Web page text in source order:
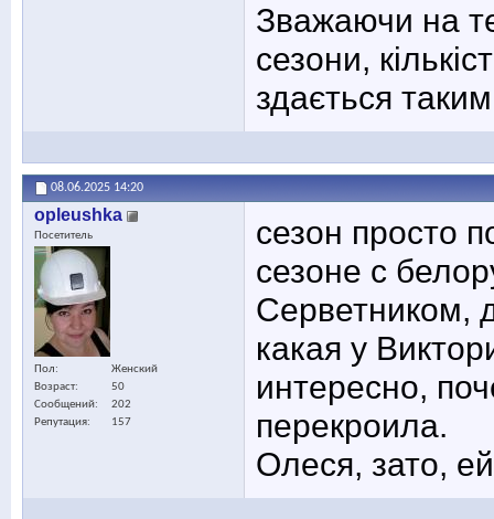
Зважаючи на
сезони,
здається
08.06.2025 14:20
opleushka
Посетитель
Пол
Женский
Возраст
50
Сообщений
202
Репутация
157
сезон просто
сезоне с
Серветником,
какая у
интересно,
перекроила.
Олеся, зато,